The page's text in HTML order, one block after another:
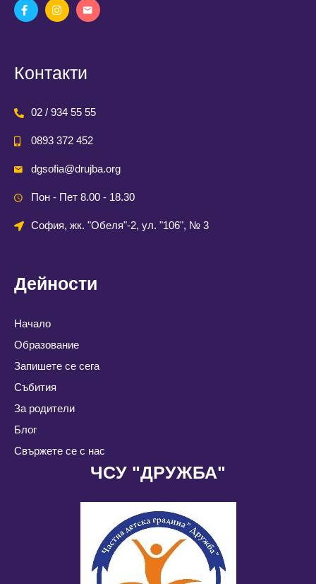
Контакти
02 / 934 55 55
0893 372 452
dgsofia@drujba.org
Пон - Пет 8.00 - 18.30
София, жк. "Обеля"-2, ул. "106", № 3
Дейности
Начало
Образование
Запишете се сега
Събития
За родители
Блог
Свържете се с нас
ЧСУ "ДРУЖБА"